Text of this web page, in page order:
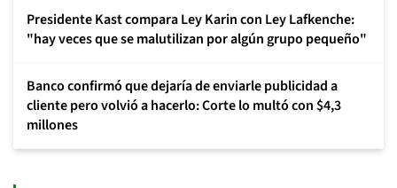
Presidente Kast compara Ley Karin con Ley Lafkenche:
"hay veces que se malutilizan por algún grupo pequeño"
Banco confirmó que dejaría de enviarle publicidad a
cliente pero volvió a hacerlo: Corte lo multó con $4,3
millones